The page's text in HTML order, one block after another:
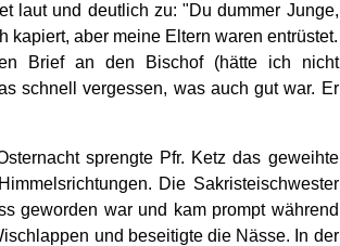
laut und deutlich zu: "Du dummer Junge,
kapiert, aber meine Eltern waren entrüstet.
Brief an den Bischof (hätte ich nicht
schnell vergessen, was auch gut war. Er
sprengte Pfr. Ketz das geweihte
Die Sakristeischwester
geworden war und kam prompt während
und beseitigte die Nässe. In der